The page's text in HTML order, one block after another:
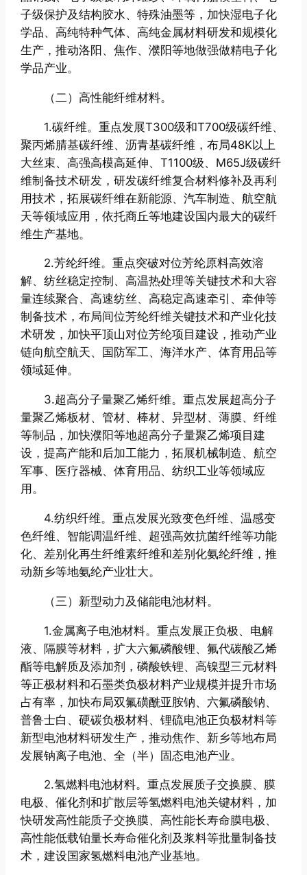
子级保护及结构胶水、特殊油墨等，加快湿电子化
学品、高纯特种气体、高纯金属材料研发和规模化
生产，推动洛阳、焦作、濮阳等地做强做精电子化
学品产业。
（二）高性能纤维材料。
1.碳纤维。重点发展T300级和T700级碳纤维、
聚丙烯腈基碳纤维、沥青基碳纤维，布局48K以上
大丝束、高强高模高延伸、T1100级、M65J级碳纤
维制备技术研发，研发碳纤维复合材料修补及再利
用技术，拓展碳纤维在新能源、汽车制造、航空航
天等领域应用，依托商丘等地建设国内最大的碳纤
维生产基地。
2.芳纶纤维。重点突破对位芳纶原料高效溶
解、纺丝稳定控制、高温热处理等关键技术和大容
量连续聚合、高速纺丝、高稳定高速牵引、牵伸等
制备技术，布局间位芳纶纤维关键技术和产业化技
术研发，加快平顶山对位芳纶项目建设，推动产业
链向航空航天、国防军工、海洋水产、体育用品等
领域延伸。
3.超高分子量聚乙烯纤维。重点发展超高分子
量聚乙烯板材、管材、棒材、异型材、薄膜、纤维
等制品，加快濮阳等地超高分子量聚乙烯项目建
设，提高产能和后加工能力，拓展机械制造、航空
军事、医疗器械、体育用品、纺织工业等领域应
用。
4.纺织纤维。重点发展光致变色纤维、温感变
色纤维、智能调温纤维、超强高效抗菌纤维等功能
化、差别化再生纤维素纤维和差别化氨纶纤维，推
动新乡等地氨纶产业壮大。
（三）新型动力及储能电池材料。
1.金属离子电池材料。重点发展正负极、电解
液、隔膜等材料，扩大六氟磷酸锂、氟代碳酸乙烯
酯等电解质及添加剂，磷酸铁锂、高镍型三元材料
等正极材料和石墨类负极材料产业规模并提升市场
占有率，加快布局双氟磺酰亚胺钠、六氟磷酸钠、
普鲁士白、硬碳负极材料、锂硫电池正负极材料等
新型电池材料研发生产，推动焦作、新乡等地布局
发展钠离子电池、全（半）固态电池产业。
2.氢燃料电池材料。重点发展质子交换膜、膜
电极、催化剂和扩散层等氢燃料电池关键材料，加
快研发高性能质子交换膜、高性能长寿命膜电极、
高性能低载铂量长寿命催化剂及浆料等批量制备技
术，建设国家氢燃料电池产业基地。